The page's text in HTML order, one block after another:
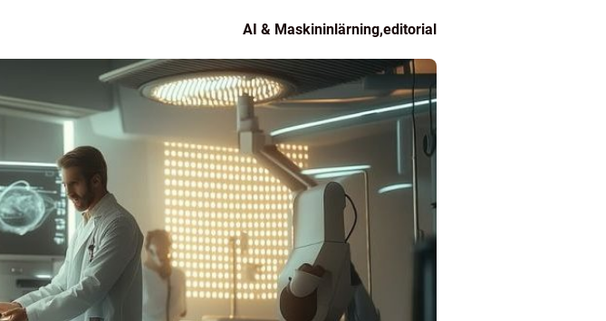
AI & Maskininlärning,editorial